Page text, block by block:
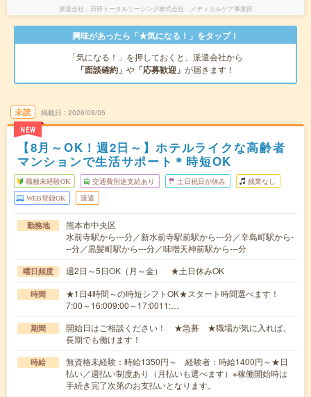
派遣会社 日研トータルソーシング株式会社 メディカルケア事業部
興味があったら「★気になる！」をタップ！
「気になる！」を押しておくと、派遣会社から
「面談確約」 や 「応募歓迎」 が届きます！
未読
NEW
掲載日 2026/08/05
【8月～OK！週2日～】ホテルライクな高齢者
マンションで生活サポート＊時短OK
職種未経験OK 交通費別途支給あり 土日祝日が休み 残業なし
WEB登録OK 派遣
勤務地
熊本市中央区
水前寺駅から---分／新水前寺駅前駅から---分／辛島町駅から-
--分／黒髪町駅から---分／味噌天神前駅から---分
曜日頻度 週2日～5日OK（月～金） ★土日休みOK
時間
★1日4時間～の時短シフトOK★スタート時間選べます！
7:00～16:009:00～17:0011:…
期間
開始日はご相談ください！ ★急募 ★職場が気に入れば、
長期でも働けます！
時給
無資格未経験：時給1350円～ 経験者：時給1400円～★日
払い／週払い制度あり（月払いも選べます）※稼働開始時は
手続き完了次第のお支払いとなります。